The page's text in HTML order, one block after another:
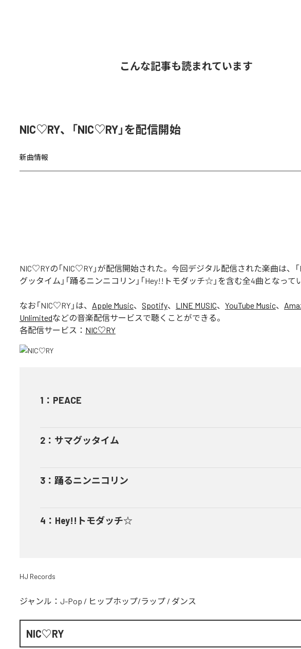
こんな記事も読まれています
NIC♡RY、「NIC♡RY」を配信開始
新曲情報
NIC♡RYの「NIC♡RY」が配信開始された。今回デジタル配信された楽曲は、「
グッタイム」「踊るニンニコリン」「Hey!!トモダッチ☆」を含む全4曲となって
なお「NIC♡RY 」は、 Apple Music、 Spotify、 LINE MUSIC、 YouTube Music、
Unlimitedなどの音楽配信サービスで聴くことができる。
各配信サービス： NIC♡RY
1 ： PEACE
2 ： サマグッタイム
3 ： 踊るニンニコリン
4 ： Hey!!トモダッチ☆
HJ Records
ジャンル： J-Pop / ヒップホップ/ラップ / ダンス
NIC♡RY